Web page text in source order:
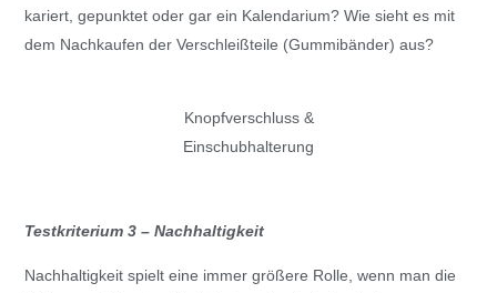
kariert, gepunktet oder gar ein Kalendarium? Wie sieht es mit
dem Nachkaufen der Verschleißteile (Gummibänder) aus?
Knopfverschluss &
Einschubhalterung
Testkriterium 3 – Nachhaltigkeit
Nachhaltigkeit spielt eine immer größere Rolle, wenn man die